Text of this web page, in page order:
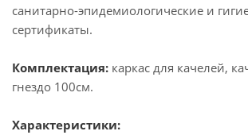
санитарно-эпидемиологические и
сертификаты.
Комплектация: каркас для качелей,
гнездо 100см.
Характеристики: